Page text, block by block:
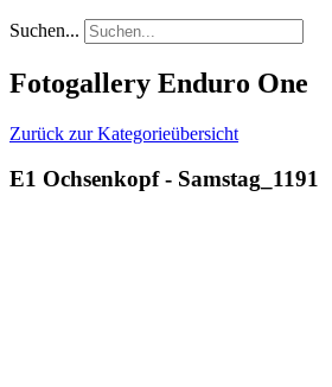
Suchen...
Fotogallery Enduro One
Zurück zur Kategorieübersicht
E1 Ochsenkopf - Samstag_1191